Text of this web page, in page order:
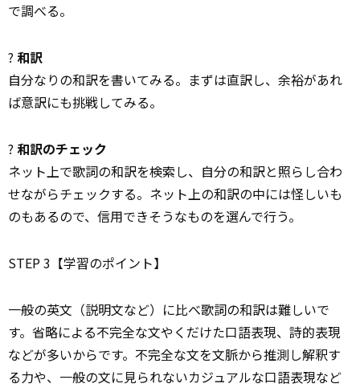
で調べる。
? 和訳
自分なりの和訳を書いてみる。まずは直訳し、余裕があれ
ば意訳にも挑戦してみる。
? 和訳のチェック
ネット上で歌詞の和訳を検索し、自分の和訳と照らし合わ
せながらチェックする。ネット上の和訳の中には怪しいも
のもあるので、信用できそうなものを選んで行う。
STEP 3【学習のポイント】
一般の英文（説明文など）に比べ歌詞の和訳は難しいで
す。省略による不完全な文やくだけた口語表現、詩的表現
などが多いからです。不完全な文を文脈から推測し解釈す
る力や、一般の文に見られないカジュアルな口語表現など